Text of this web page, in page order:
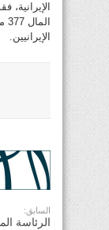
الإيرانيين.
السابق:
الرئاسة